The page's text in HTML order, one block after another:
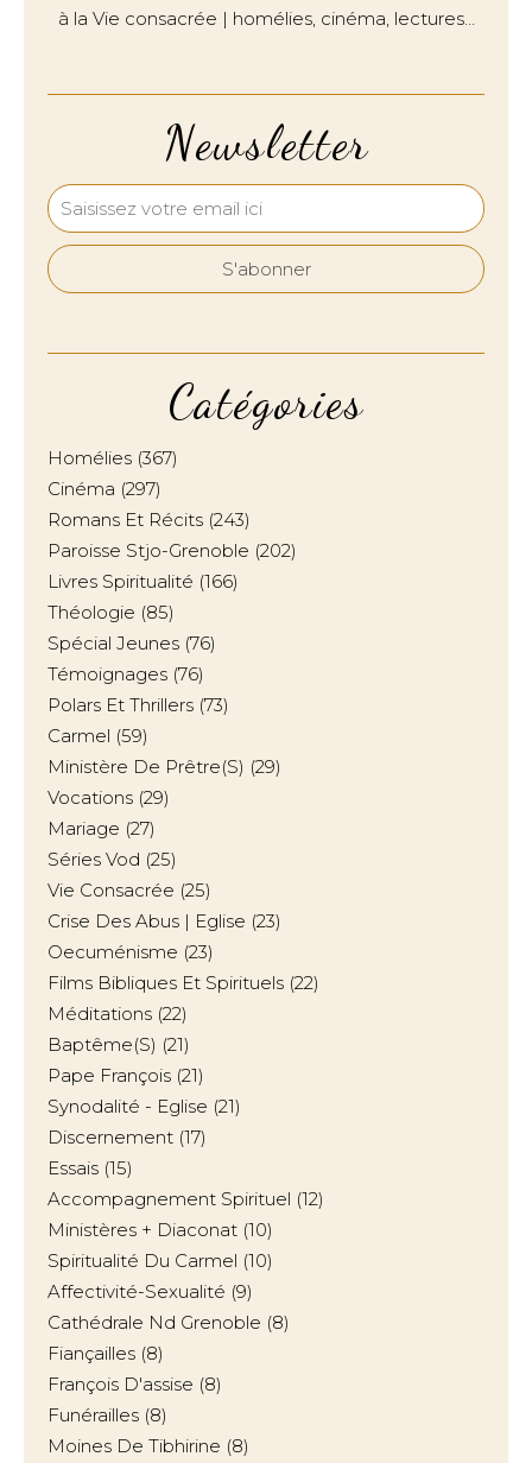
Newsletter
Catégories
Homélies (367)
Cinéma (297)
Romans Et Récits (243)
Paroisse Stjo-Grenoble (202)
Livres Spiritualité (166)
Théologie (85)
Spécial Jeunes (76)
Témoignages (76)
Polars Et Thrillers (73)
Carmel (59)
Ministère De Prêtre(s) (29)
Vocations (29)
Mariage (27)
Séries Vod (25)
Vie Consacrée (25)
Crise Des Abus | Eglise (23)
Oecuménisme (23)
Films Bibliques Et Spirituels (22)
Méditations (22)
Baptême(s) (21)
Pape François (21)
Synodalité - Eglise (21)
Discernement (17)
Essais (15)
Accompagnement Spirituel (12)
Ministères + Diaconat (10)
Spiritualité Du Carmel (10)
Affectivité-Sexualité (9)
Cathédrale Nd Grenoble (8)
Fiançailles (8)
François D'assise (8)
Funérailles (8)
Moines De Tibhirine (8)
à la Vie consacrée | homélies, cinéma, lectures…